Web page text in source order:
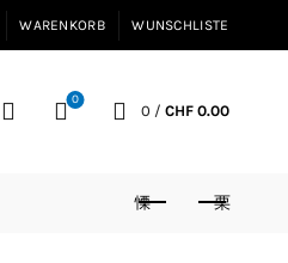
WARENKORB WUNSCHLISTE
0
0 / CHF0.00